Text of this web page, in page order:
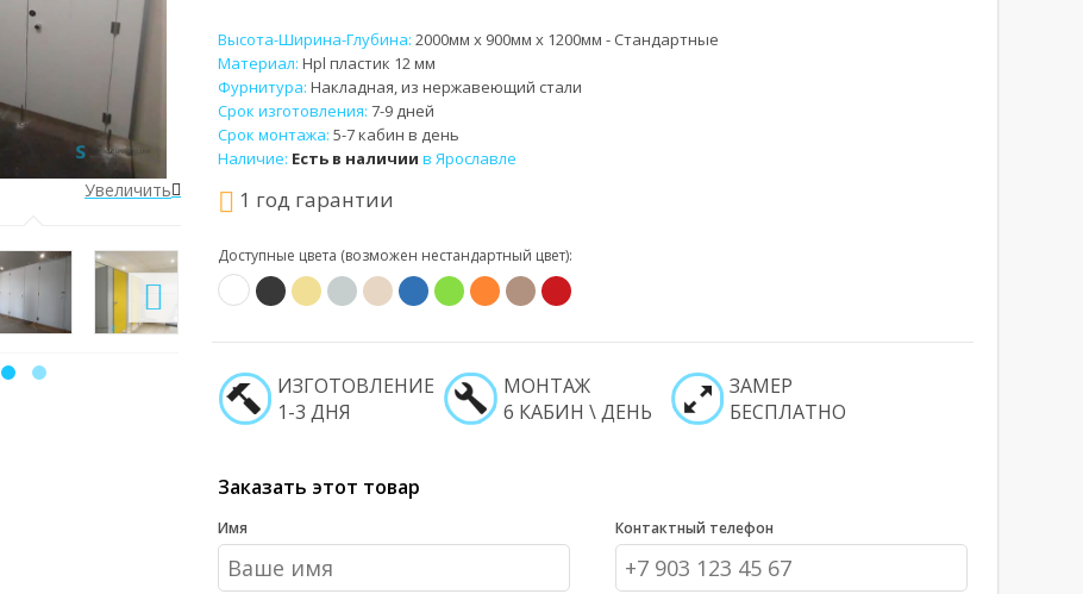
Увеличить
Высота-Ширина-Глубина: 2000мм x 900мм x 1200мм - Стандартные
Материал: Hpl пластик 12 мм
Фурнитура: Накладная, из нержавеющий стали
Срок изготовления: 7-9 дней
Срок монтажа: 5-7 кабин в день
Наличие: Есть в наличии в Ярославле
1 год гарантии
Доступные цвета (возможен нестандартный цвет):
ИЗГОТОВЛЕНИЕ
1-3 ДНЯ
МОНТАЖ
6 КАБИН \ ДЕНЬ
ЗАМЕР
БЕСПЛАТНО
Заказать этот товар
Имя Контактный телефон